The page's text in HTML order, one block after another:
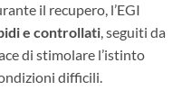
il recupero, l’EGI
e controllati, seguiti da
di stimolare l’istinto
difficili.